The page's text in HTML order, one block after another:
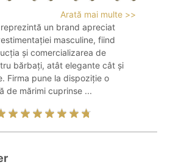
Arată mai multe >>
reprezintă un brand apreciat
masculine, fiind
și comercializarea de
bărbați, atât elegante cât și
Firma pune la dispoziție o
de mărimi cuprinse ...